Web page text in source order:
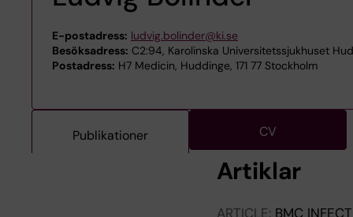
E-postadress: ludvig.bolinder@ki.se
Besöksadress: C2:94, Karolinska Universitetssjukhuset
Postadress: H7 Medicin, Huddinge, 171 77 Stockholm
Publikationer CV
Artiklar
ARTICLE: BMC